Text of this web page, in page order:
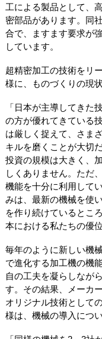
工による製品として、
密部品があります。同
合で、ますます要求が
しています。
超精密加工の技術をリ
様に、ものづくりの現
「日本が主導してきた
の方が優れてきている
は厳しく捉えて、さま
キルを磨くことが大切
投資の規模は大きく、
しくありません。ただ
機能を十分に利用して
みは、最新の機械を使
を作り続けているとこ
本における私たちの優
毎年のように新しい機
で進化する加工機の機
自の工夫を凝らしなが
す。その結果、メーカ
オリジナル技術として
様は、機械の導入につ